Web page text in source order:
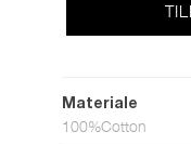
Materiale
100%Cotton